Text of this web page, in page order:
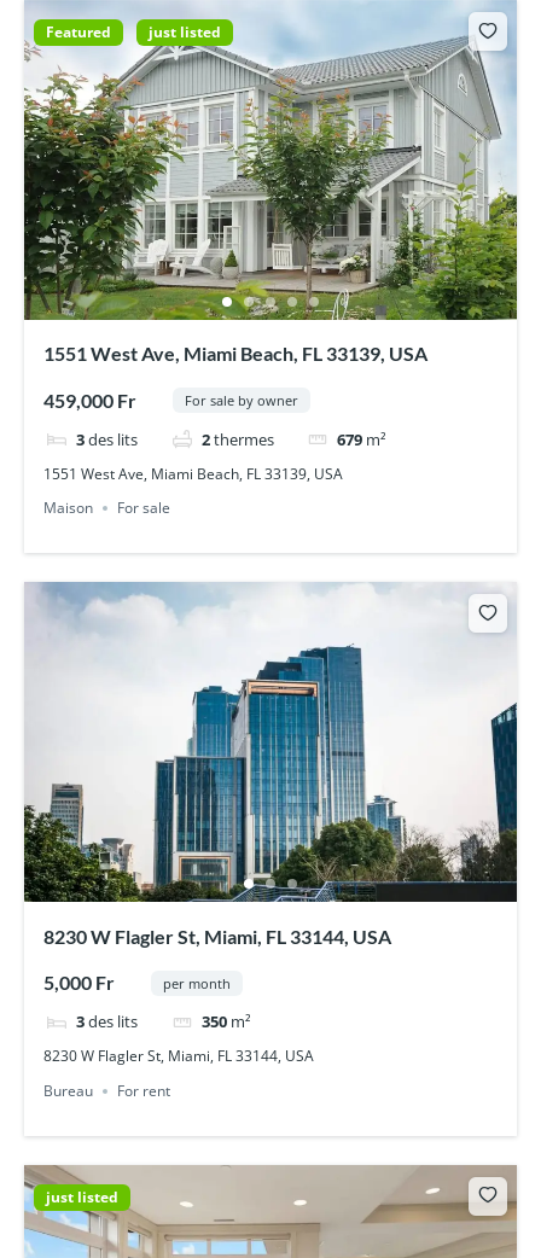
Featured just listed
1551 West Ave, Miami Beach, FL 33139, USA
459,000 Fr For sale by owner
3des lits 2thermes 679 m²
1551 West Ave, Miami Beach, FL 33139, USA
Maison
For sale
8230 W Flagler St, Miami, FL 33144, USA
5,000 Fr per month
3des lits 350 m²
8230 W Flagler St, Miami, FL 33144, USA
Bureau
For rent
just listed